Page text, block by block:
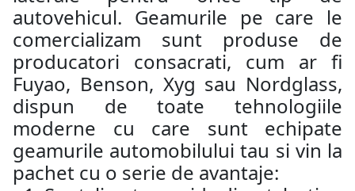
autovehicul. Geamurile pe care le
comercializam sunt produse de
producatori consacrati, cum ar fi
Fuyao, Benson, Xyg sau Nordglass,
dispun de toate tehnologiile
moderne cu care sunt echipate
geamurile automobilului tau si vin la
pachet cu o serie de avantaje: